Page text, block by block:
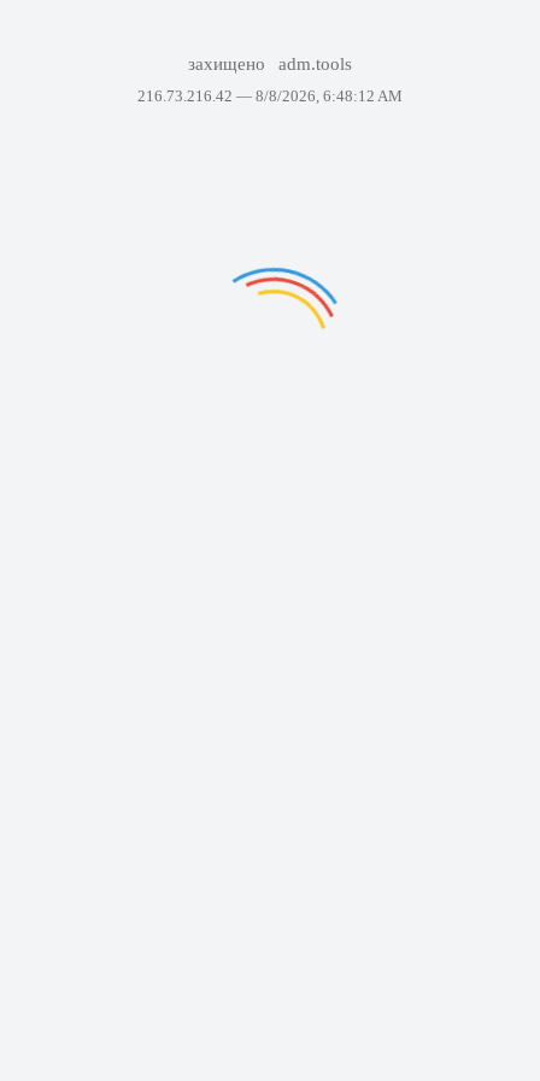
захищено adm.tools
216.73.216.42 — 8/8/2026, 6:48:12 AM